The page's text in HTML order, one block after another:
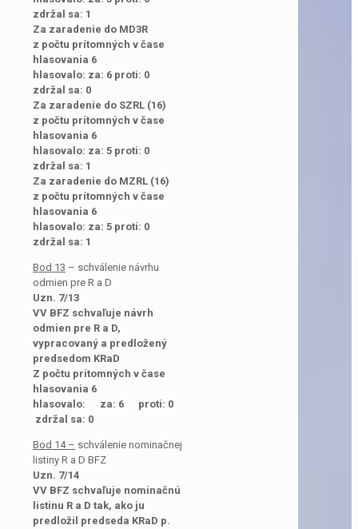
zdržal sa: 1
Za zaradenie do MD3R
z počtu prítomných v čase
hlasovania 6
hlasovalo: za: 6 proti: 0
zdržal sa: 0
Za zaradenie do SZRL (16)
z počtu prítomných v čase
hlasovania 6
hlasovalo: za: 5 proti: 0
zdržal sa: 1
Za zaradenie do MZRL (16)
z počtu prítomných v čase
hlasovania 6
hlasovalo: za: 5 proti: 0
zdržal sa: 1
Bod 13 – schválenie návrhu
odmien pre R a D
Uzn. 7/13
VV BFZ schvaľuje návrh
odmien pre R a D,
vypracovaný a predložený
predsedom KRaD
Z počtu prítomných v čase
hlasovania 6
hlasovalo: za: 6 proti: 0
zdržal sa: 0
Bod 14 – schválenie nominačnej
listiny R a D BFZ
Uzn. 7/14
VV BFZ schvaľuje nominačnú
listinu R a D tak, ako ju
predložil predseda KRaD p.